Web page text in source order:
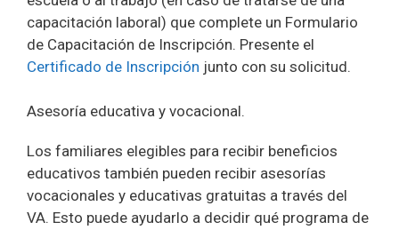
capacitación laboral) que complete un Formulario
de Capacitación de Inscripción. Presente el
Certificado de Inscripción junto con su solicitud.
Asesoría educativa y vocacional.
Los familiares elegibles para recibir beneficios
educativos también pueden recibir asesorías
vocacionales y educativas gratuitas a través del
VA. Esto puede ayudarlo a decidir qué programa de